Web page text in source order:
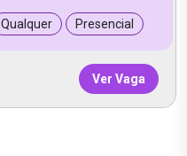
Qualquer Presencial
Ver Vaga